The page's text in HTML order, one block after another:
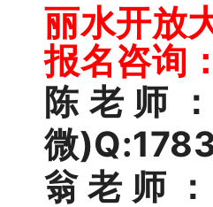
丽水开放
报名咨询：
陈老师
微
翁老师